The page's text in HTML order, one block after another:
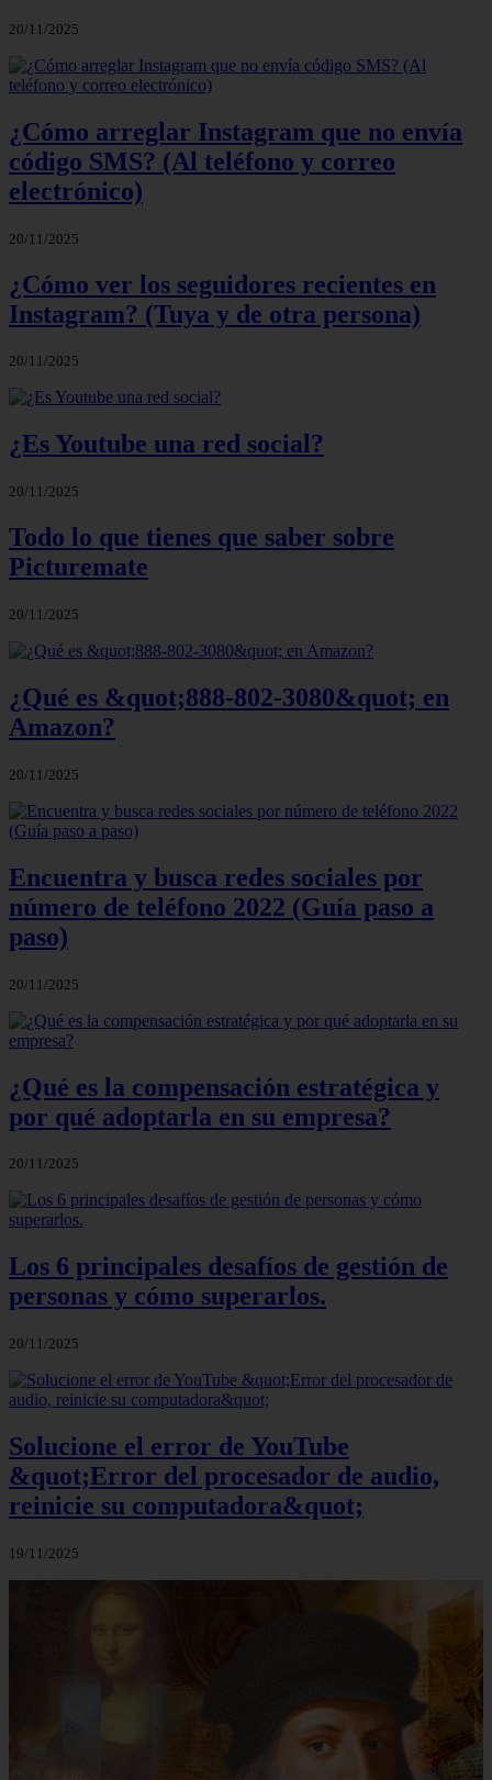
20/11/2025
¿Cómo arreglar Instagram que no envía
código SMS? (Al teléfono y correo
electrónico)
20/11/2025
¿Cómo ver los seguidores recientes en
Instagram? (Tuya y de otra persona)
20/11/2025
¿Es Youtube una red social?
20/11/2025
Todo lo que tienes que saber sobre
Picturemate
20/11/2025
¿Qué es &quot;888-802-3080&quot; en
Amazon?
20/11/2025
Encuentra y busca redes sociales por
número de teléfono 2022 (Guía paso a
paso)
20/11/2025
¿Qué es la compensación estratégica y
por qué adoptarla en su empresa?
20/11/2025
Los 6 principales desafíos de gestión de
personas y cómo superarlos.
20/11/2025
Solucione el error de YouTube
&quot;Error del procesador de audio,
reinicie su computadora&quot;
19/11/2025